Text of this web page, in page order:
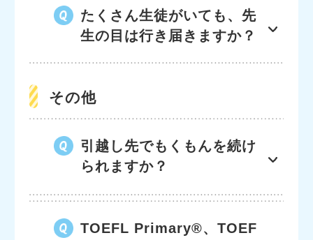
たくさん生徒がいても、先
生の目は行き届きますか？
その他
引越し先でもくもんを続け
られますか？
TOEFL Primary®、TOEF